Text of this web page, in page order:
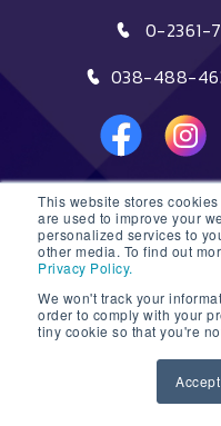
This website stores
are used to improve your
personalized services to
other media. To find out
Privacy Policy.
We won't track your
order to comply with your
tiny cookie so that you're
Accept
0-2361-
038-488-
ติดต่อฝ่ายรับ
ติดต่อฝ่ายรั
© 2026 Dusit